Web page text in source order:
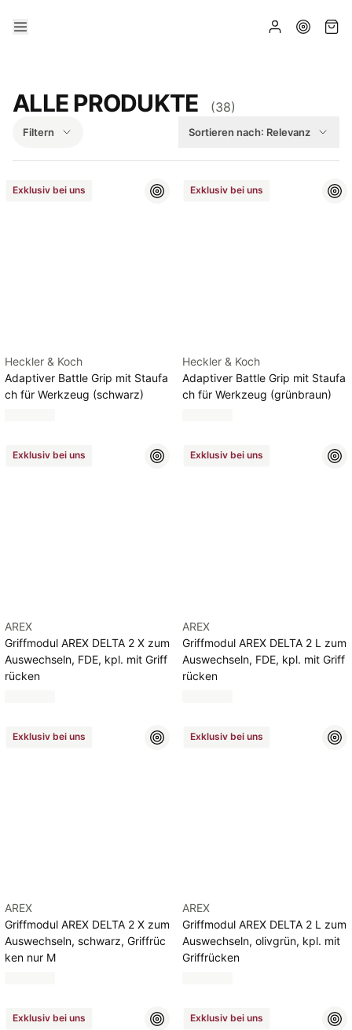
ALLE PRODUKTE (38)
Filtern Sortieren nach: Relevanz
Exklusiv bei uns
Heckler & Koch
Adaptiver Battle Grip mit Staufa
ch für Werkzeug (schwarz)
Exklusiv bei uns
Heckler & Koch
Adaptiver Battle Grip mit Staufa
ch für Werkzeug (grünbraun)
Exklusiv bei uns
AREX
Griffmodul AREX DELTA 2 X zum
Auswechseln, FDE, kpl. mit Griff
rücken
Exklusiv bei uns
AREX
Griffmodul AREX DELTA 2 L zum
Auswechseln, FDE, kpl. mit Griff
rücken
Exklusiv bei uns
AREX
Griffmodul AREX DELTA 2 X zum
Auswechseln, schwarz, Griffrüc
ken nur M
Exklusiv bei uns
AREX
Griffmodul AREX DELTA 2 L zum
Auswechseln, olivgrün, kpl. mit
Griffrücken
Exklusiv bei uns Exklusiv bei uns